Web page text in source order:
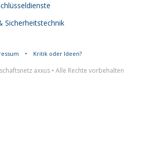
Sicherheitstechnik
• Kritik oder Ideen?
axxus • Alle Rechte vorbehalten